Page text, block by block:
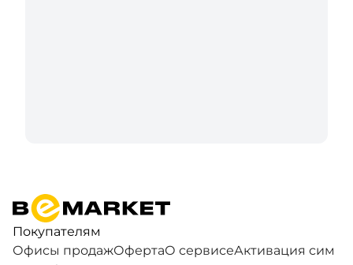
Покупателям
Офисы продажОфертаО сервисеАктивация сим